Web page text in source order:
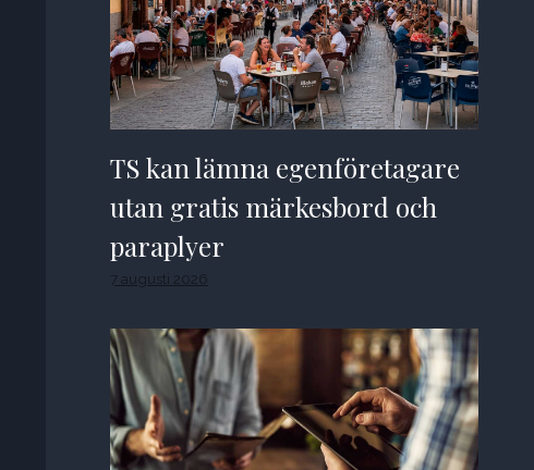
TS kan lämna egenföretagare
utan gratis märkesbord och
paraplyer
7 augusti 2026